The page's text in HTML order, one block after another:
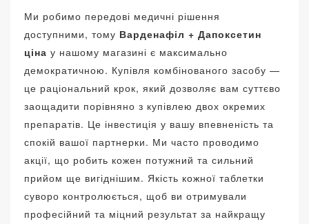
Ми робимо передові медичні рішення
доступними, тому Варденафіл + Дапоксетин
ціна у нашому магазині є максимально
демократичною. Купівля комбінованого засобу —
це раціональний крок, який дозволяє вам суттєво
заощадити порівняно з купівлею двох окремих
препаратів. Це інвестиція у вашу впевненість та
спокій вашої партнерки. Ми часто проводимо
акції, що робить кожен потужний та сильний
прийом ще вигіднішим. Якість кожної таблетки
суворо контролюється, щоб ви отримували
професійний та міцний результат за найкращу